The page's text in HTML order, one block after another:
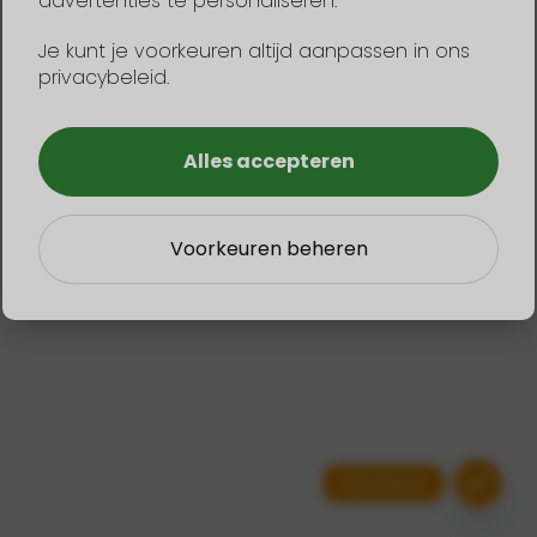
Je kunt je voorkeuren altijd aanpassen in ons
privacybeleid.
Alles accepteren
Voorkeuren beheren